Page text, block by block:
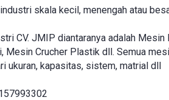
skala kecil, menengah atau
CV. JMIP diantaranya adalah
Mesin Crucher Plastik dll. Semua
ukuran, kapasitas, sistem, matrial dll